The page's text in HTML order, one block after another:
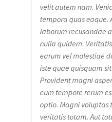
velit autem nam.
tempora quas eaque.
laborum recusandae
nulla quidem.
earum vel molestiae
iste quae quisquam
Provident magni
eum tempore rerum
optio. Magni voluptas
veritatis totam. Aut